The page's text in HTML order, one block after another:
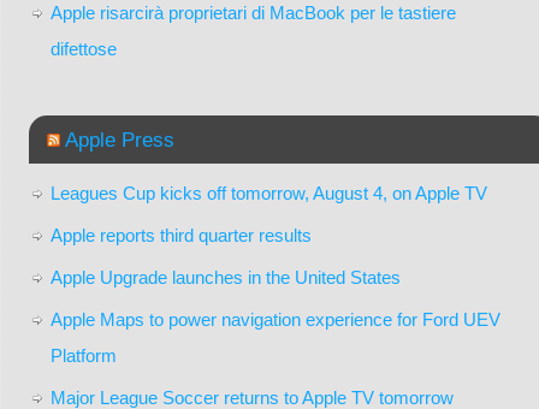
Apple risarcirà proprietari di MacBook per le tastiere
difettose
Apple Press
Leagues Cup kicks off tomorrow, August 4, on Apple TV
Apple reports third quarter results
Apple Upgrade launches in the United States
Apple Maps to power navigation experience for Ford UEV
Platform
Major League Soccer returns to Apple TV tomorrow